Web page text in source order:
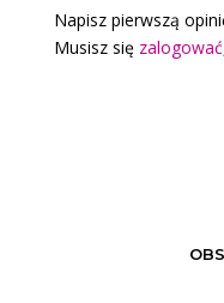
Napisz pierwszą
Musisz się zalogować